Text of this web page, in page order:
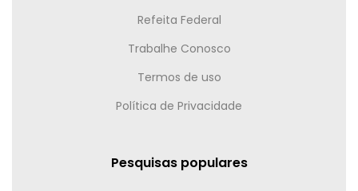
Refeita Federal
Trabalhe Conosco
Termos de uso
Política de Privacidade
Pesquisas populares